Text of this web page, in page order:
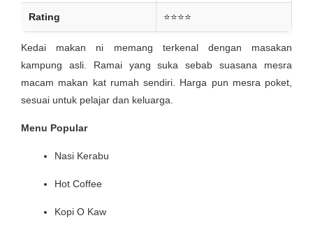
Rating ⭐⭐⭐⭐
Kedai makan ni memang terkenal dengan masakan
kampung asli. Ramai yang suka sebab suasana mesra
macam makan kat rumah sendiri. Harga pun mesra poket,
sesuai untuk pelajar dan keluarga.
Menu Popular
Nasi Kerabu
Hot Coffee
Kopi O Kaw